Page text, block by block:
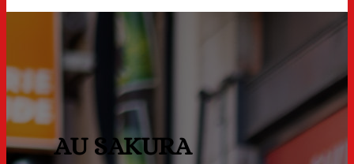
AU SAKURA